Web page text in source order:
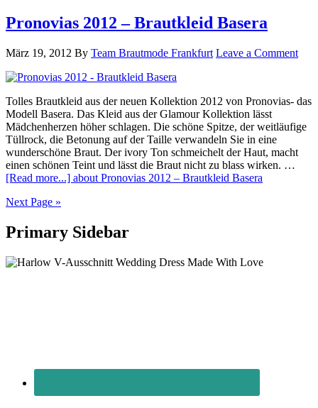
Pronovias 2012 – Brautkleid Basera
März 19, 2012 By Team Brautmode Frankfurt Leave a Comment
Tolles Brautkleid aus der neuen Kollektion 2012 von Pronovias- das
Modell Basera. Das Kleid aus der Glamour Kollektion lässt
Mädchenherzen höher schlagen. Die schöne Spitze, der weitläufige
Tüllrock, die Betonung auf der Taille verwandeln Sie in eine
wunderschöne Braut. Der ivory Ton schmeichelt der Haut, macht
einen schönen Teint und lässt die Braut nicht zu blass wirken. …
[Read more...] about Pronovias 2012 – Brautkleid Basera
Next Page »
Primary Sidebar